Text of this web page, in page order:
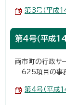
第3号（平成
第4号（平成
両市町の行政サ
625項目の事
第4号（平成